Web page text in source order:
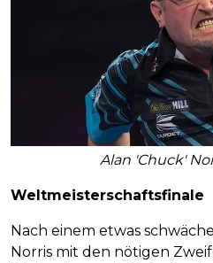
Alan 'Chuck'
Weltmeisterschaftsfinale
Nach einem etwas
Norris mit den nötigen